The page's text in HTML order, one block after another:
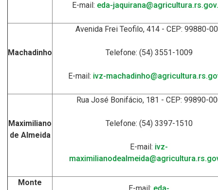
E-mail: eda-
Machadinho
Avenida Frei Teofilo, 414 - CEP: 99880-
Telefone: (54) 3551-1009
E-mail: ivz-
Maximiliano
de Almeida
Rua José Bonifácio, 181 - CEP: 99890-
Telefone: (54) 3397-1510
E-mail: ivz-
Monte